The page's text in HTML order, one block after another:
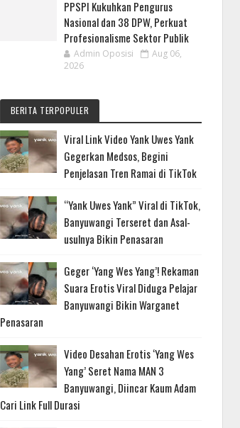
PPSPI Kukuhkan Pengurus
Nasional dan 38 DPW, Perkuat
Profesionalisme Sektor Publik
Admin Oposisi
Aug 06,
2026
BERITA TERPOPULER
Viral Link Video Yank Uwes Yank
Gegerkan Medsos, Begini
Penjelasan Tren Ramai di TikTok
“Yank Uwes Yank” Viral di TikTok,
Banyuwangi Terseret dan Asal-
usulnya Bikin Penasaran
Geger ‘Yang Wes Yang’! Rekaman
Suara Erotis Viral Diduga Pelajar
Banyuwangi Bikin Warganet
Penasaran
Video Desahan Erotis ‘Yang Wes
Yang’ Seret Nama MAN 3
Banyuwangi, Diincar Kaum Adam
Cari Link Full Durasi